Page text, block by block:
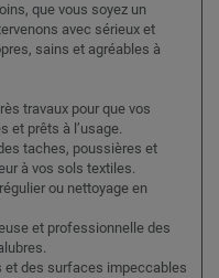
que vous soyez un
avec sérieux et
sains et agréables à
travaux pour que vos
et prêts à l’usage.
taches, poussières et
à vos sols textiles.
ou nettoyage en
et professionnelle des
et des surfaces impeccables